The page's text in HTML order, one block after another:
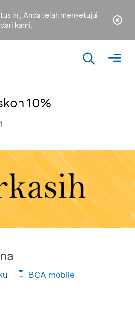
ini, Anda telah menyetujui
dari kami.
10%
BCA mobile